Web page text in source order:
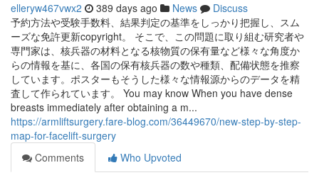
elleryw467vwx2 389 days ago News
Discuss
予約方法や受験手数料、結果判定の基準をしっかり把握し、スム
ーズな免許更新copyright。 そこで、この問題に取り組む研究者や
専門家は、核兵器の材料となる核物質の保有量など様々な角度か
らの情報を基に、各国の保有核兵器の数や種類、配備状態を推察
しています。ポスターもそうした様々な情報源からのデータを精
査して作られています。 You may know When you have dense
breasts immediately after obtaining a m...
https://armliftsurgery.fare-blog.com/36449670/new-step-by-step-
map-for-facelift-surgery
Comments
Who Upvoted